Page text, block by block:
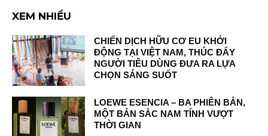
XEM NHIỀU
CHIẾN DỊCH HỮU CƠ EU KHỞI
ĐỘNG TẠI VIỆT NAM, THÚC ĐẨY
NGƯỜI TIÊU DÙNG ĐƯA RA LỰA
CHỌN SÁNG SUỐT
LOEWE ESENCIA – BA PHIÊN BẢN,
MỘT BẢN SẮC NAM TÍNH VƯỢT
THỜI GIAN